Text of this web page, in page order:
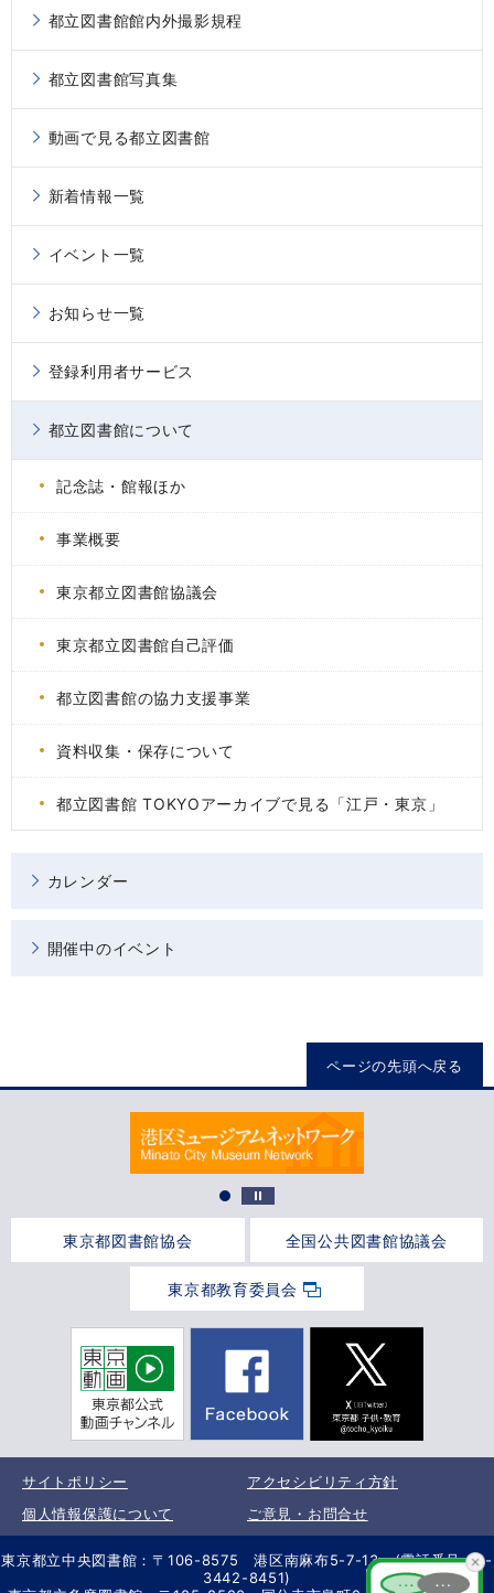
都立図書館館内外撮影規程
都立図書館写真集
動画で見る都立図書館
新着情報一覧
イベント一覧
お知らせ一覧
登録利用者サービス
都立図書館について
記念誌・館報ほか
事業概要
東京都立図書館協議会
東京都立図書館自己評価
都立図書館の協力支援事業
資料収集・保存について
都立図書館 TOKYOアーカイブで見る「江戸・東京」
カレンダー
開催中のイベント
ページの先頭へ戻る
東京都図書館協会 全国公共図書館協議会
東京都教育委員会
サイトポリシー
アクセシビリティ方針
個人情報保護について
ご意見・お問合せ
東京都立中央図書館：〒106-8575 港区南麻布5-7-13 (電話番号 03-
3442-8451)